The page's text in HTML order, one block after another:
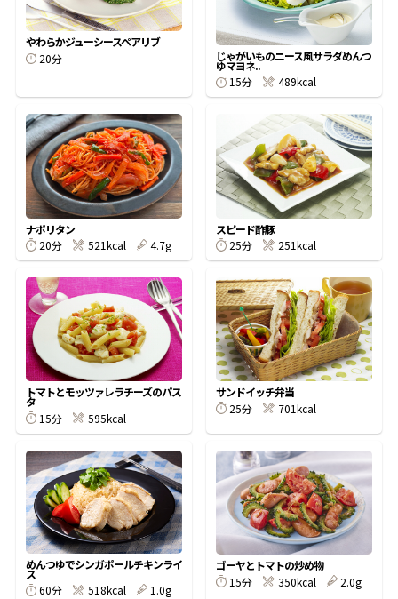
新鮮一番 『氷熟®』
『踊り節』
鰹節屋の
だしパック
だし粉
やわらかジューシースペアリブ
20分
じゃがいものニース風サラダめんつ
ゆマヨネ..
15分
489kcal
ナポリタン
20分
521kcal 4.7g
スピード酢豚
25分
251kcal
トマトとモッツァレラチーズのパス
タ
15分
595kcal
サンドイッチ弁当
25分
701kcal
めんつゆでシンガポールチキンライ
ス
60分
518kcal 1.0g
ゴーヤとトマトの炒め物
15分
350kcal 2.0g